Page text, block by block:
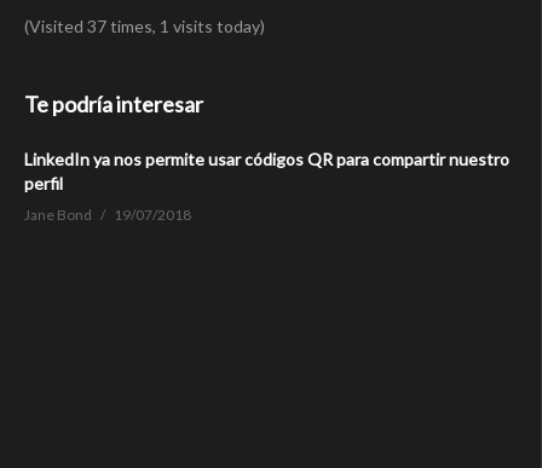
(Visited 37 times, 1 visits today)
Te podría interesar
LinkedIn ya nos permite usar códigos QR para compartir nuestro
perfil
Jane Bond 19/07/2018